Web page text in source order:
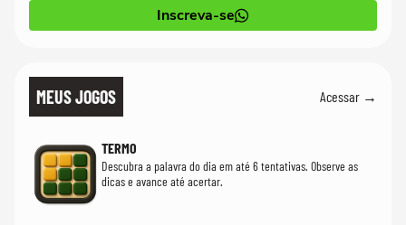
Inscreva-se
MEUS JOGOS Acessar →
TERMO
Descubra a palavra do dia em até 6 tentativas. Observe as
dicas e avance até acertar.